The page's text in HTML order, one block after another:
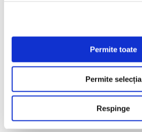
Permite toate
Permite selecția
Respinge
Iunie 2023